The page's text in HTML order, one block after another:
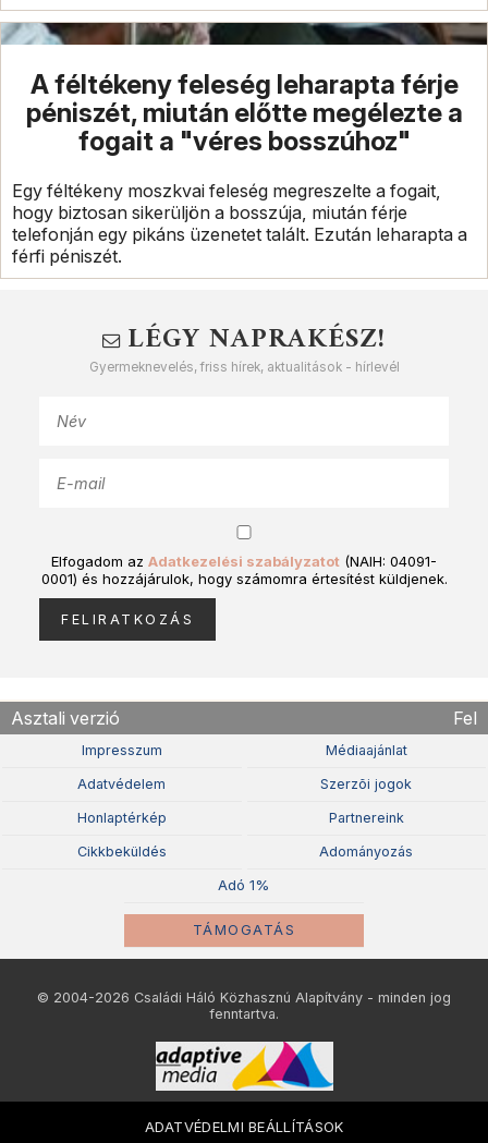
A féltékeny feleség leharapta férje
péniszét, miután előtte megélezte a
fogait a "véres bosszúhoz"
Egy féltékeny moszkvai feleség megreszelte a fogait,
hogy biztosan sikerüljön a bosszúja, miután férje
telefonján egy pikáns üzenetet talált. Ezután leharapta a
férfi péniszét.
LÉGY NAPRAKÉSZ!
Gyermeknevelés, friss hírek, aktualitások - hírlevél
Elfogadom az Adatkezelési szabályzatot (NAIH: 04091-
0001) és hozzájárulok, hogy számomra értesítést küldjenek.
Asztali verzió Fel
Impresszum Médiaajánlat
Adatvédelem Szerzõi jogok
Honlaptérkép Partnereink
Cikkbeküldés Adományozás
Adó 1%
TÁMOGATÁS
© 2004-2026 Családi Háló Közhasznú Alapítvány - minden jog
fenntartva.
ADATVÉDELMI BEÁLLÍTÁSOK